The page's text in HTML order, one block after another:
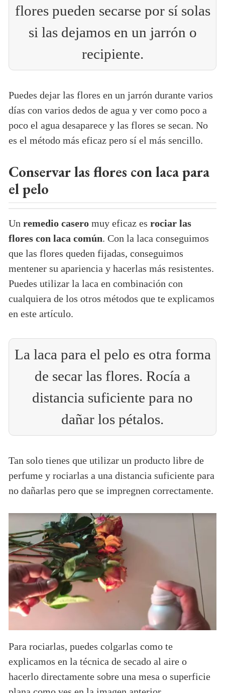
flores pueden secarse por sí solas
si las dejamos en un jarrón o
recipiente.
Puedes dejar las flores en un jarrón durante varios
días con varios dedos de agua y ver como poco a
poco el agua desaparece y las flores se secan. No
es el método más eficaz pero sí el más sencillo.
Conservar las flores con laca para
el pelo
Un remedio casero muy eficaz es rociar las
flores con laca común. Con la laca conseguimos
que las flores queden fijadas, conseguimos
mentener su apariencia y hacerlas más resistentes.
Puedes utilizar la laca en combinación con
cualquiera de los otros métodos que te explicamos
en este artículo.
La laca para el pelo es otra forma
de secar las flores. Rocía a
distancia suficiente para no
dañar los pétalos.
Tan solo tienes que utilizar un producto libre de
perfume y rociarlas a una distancia suficiente para
no dañarlas pero que se impregnen correctamente.
Para rociarlas, puedes colgarlas como te
explicamos en la técnica de secado al aire o
hacerlo directamente sobre una mesa o superficie